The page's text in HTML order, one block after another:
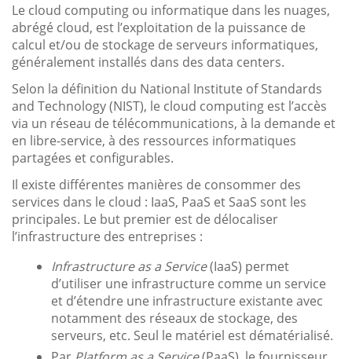
Le cloud computing ou informatique dans les nuages,
abrégé cloud, est l’exploitation de la puissance de
calcul et/ou de stockage de serveurs informatiques,
généralement installés dans des data centers.
Selon la définition du National Institute of Standards
and Technology (NIST), le cloud computing est l’accès
via un réseau de télécommunications, à la demande et
en libre-service, à des ressources informatiques
partagées et configurables.
Il existe différentes manières de consommer des
services dans le cloud : IaaS, PaaS et SaaS sont les
principales. Le but premier est de délocaliser
l’infrastructure des entreprises :
Infrastructure as a Service(IaaS) permet
d’utiliser une infrastructure comme un service
et d’étendre une infrastructure existante avec
notamment des réseaux de stockage, des
serveurs, etc. Seul le matériel est dématérialisé.